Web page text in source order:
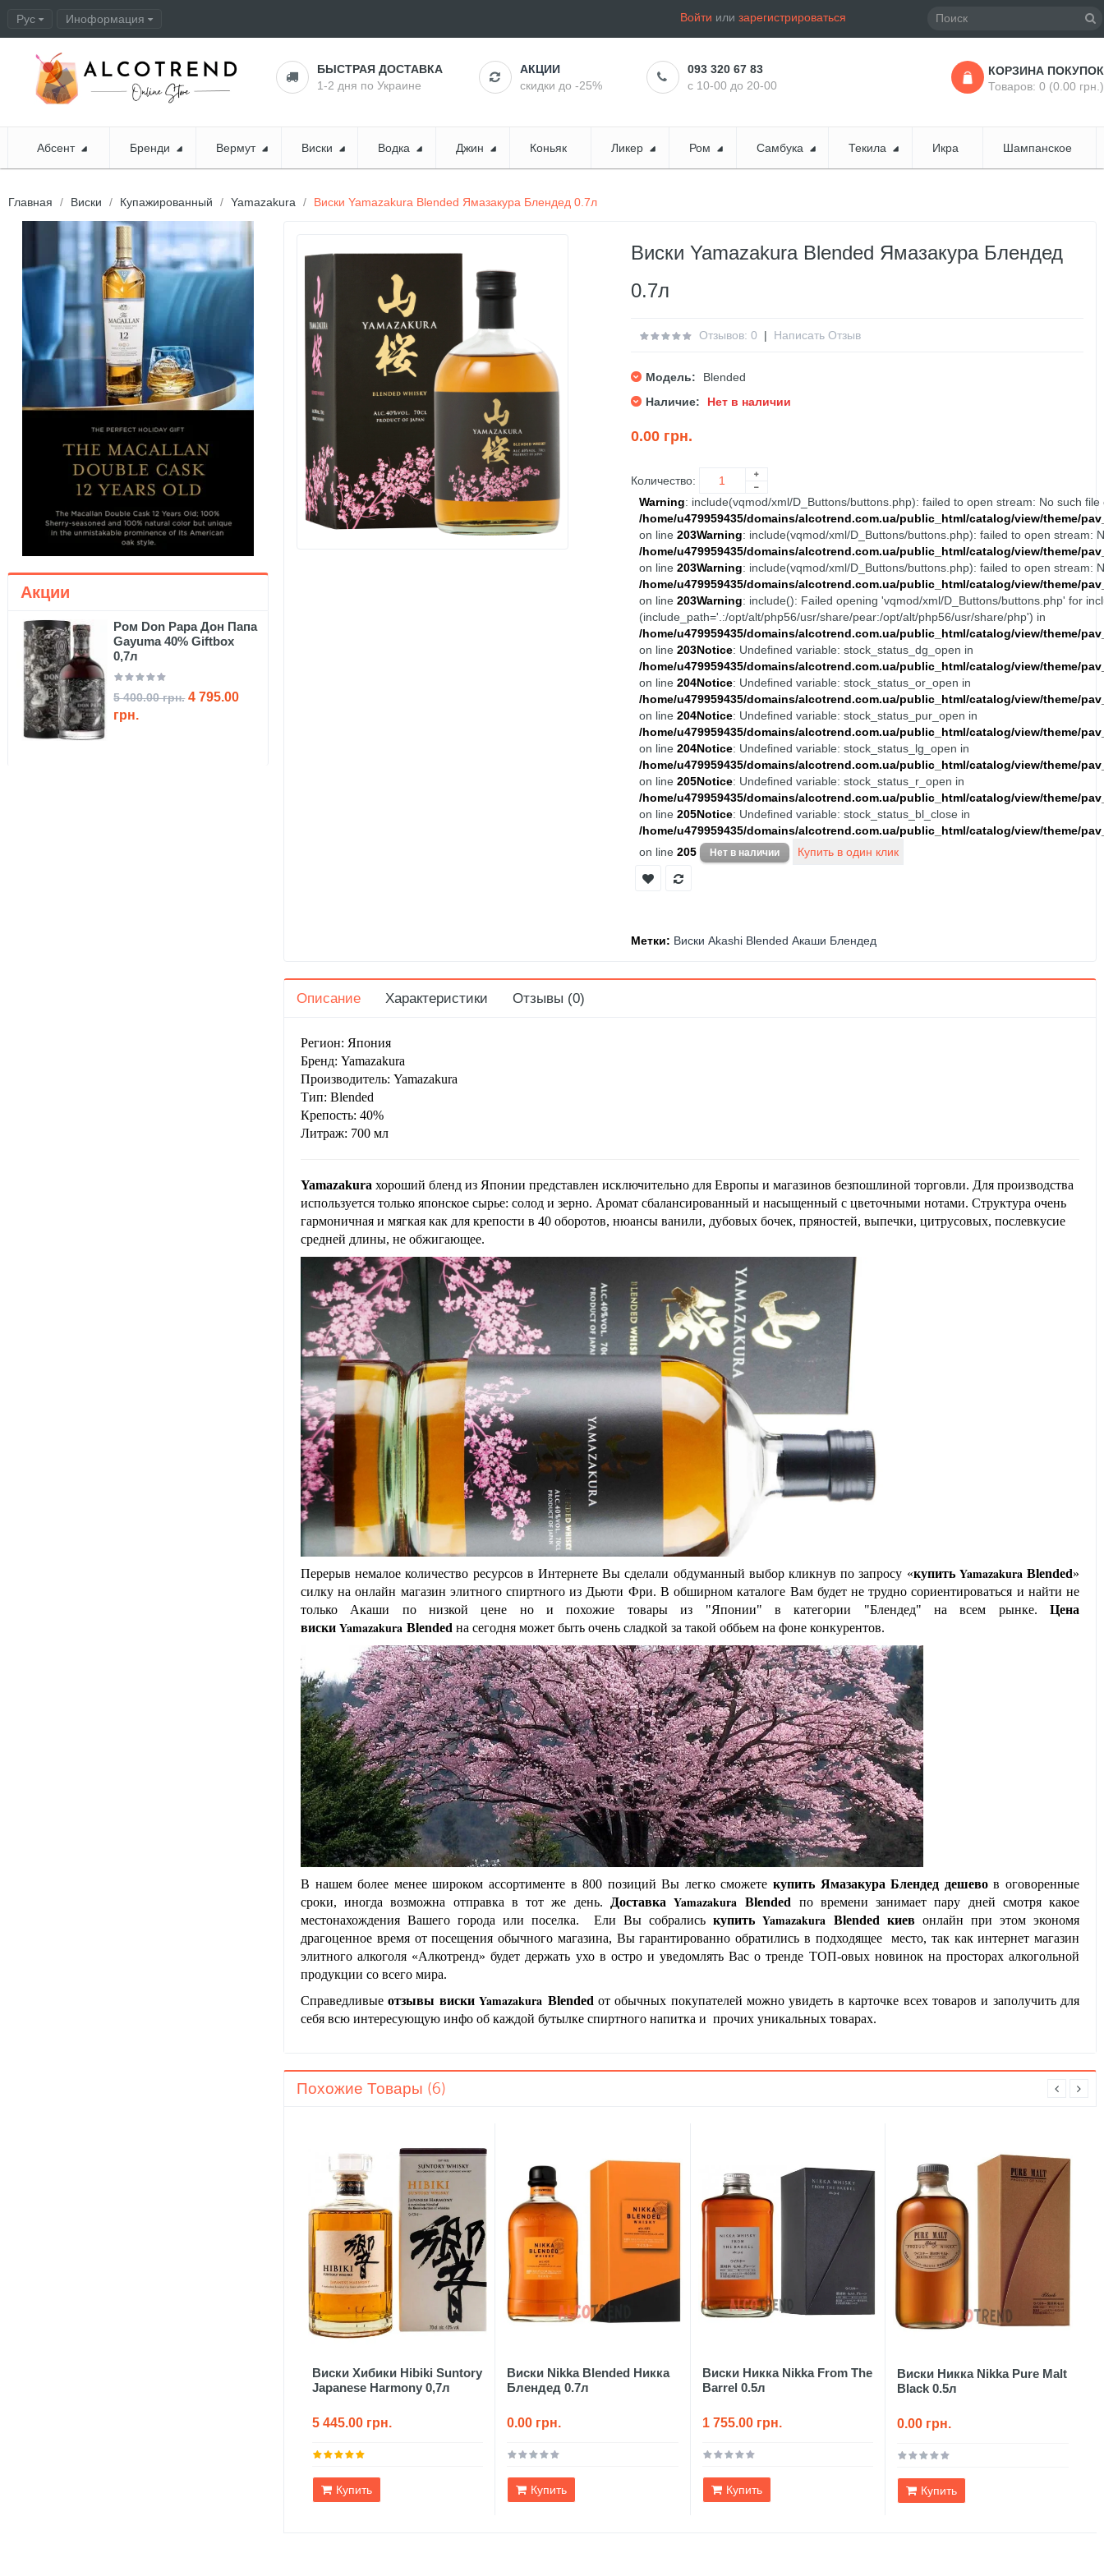
Рус Иноформация Войти илизарегистрироваться
БЫСТРАЯ ДОСТАВКА
1-2 дня по Украине
АКЦИИ
скидки до -25%
093 320 67 83
с 10-00 до 20-00
КОРЗИНА ПОКУПОК
Товаров: 0 (0.00 грн.)
Абсент Бренди Вермут Виски Водка Джин Коньяк Ликер Ром Самбука Текила Икра Шампанское
Главная Виски Купажированный Yamazakura Виски Yamazakura Blended Ямазакура Блендед 0.7л
Акции
Ром Don Papa Дон Папа
Gayuma 40% Giftbox
0,7л
5 400.00 грн. 4 795.00
грн.
Виски Yamazakura Blended Ямазакура Блендед
0.7л
Отзывов: 0 | Написать Отзыв
Модель:
Blended
Наличие:
Нет в наличии
0.00 грн.
Количество:
Warning: include(vqmod/xml/D_Buttons/buttons.php): failed to open stream: No such file
/home/u479959435/domains/alcotrend.com.ua/public_html/catalog/view/theme/
on line 203Warning: include(vqmod/xml/D_Buttons/buttons.php): failed to open stream:
/home/u479959435/domains/alcotrend.com.ua/public_html/catalog/view/theme/
on line 203Warning: include(vqmod/xml/D_Buttons/buttons.php): failed to open stream:
/home/u479959435/domains/alcotrend.com.ua/public_html/catalog/view/theme/
on line 203Warning: include(): Failed opening 'vqmod/xml/D_Buttons/buttons.php' for
(include_path='.:/opt/alt/php56/usr/share/pear:/opt/alt/php56/usr/share/php') in
/home/u479959435/domains/alcotrend.com.ua/public_html/catalog/view/theme/
on line 203Notice: Undefined variable: stock_status_dg_open in
/home/u479959435/domains/alcotrend.com.ua/public_html/catalog/view/theme/
on line 204Notice: Undefined variable: stock_status_or_open in
/home/u479959435/domains/alcotrend.com.ua/public_html/catalog/view/theme/
on line 204Notice: Undefined variable: stock_status_pur_open in
/home/u479959435/domains/alcotrend.com.ua/public_html/catalog/view/theme/
on line 204Notice: Undefined variable: stock_status_lg_open in
/home/u479959435/domains/alcotrend.com.ua/public_html/catalog/view/theme/
on line 205Notice: Undefined variable: stock_status_r_open in
/home/u479959435/domains/alcotrend.com.ua/public_html/catalog/view/theme/
on line 205Notice: Undefined variable: stock_status_bl_close in
/home/u479959435/domains/alcotrend.com.ua/public_html/catalog/view/theme/
on line 205
Метки: Виски Akashi Blended Акаши Блендед
Описание Характеристики Отзывы (0)
Регион: Япония
Бренд: Yamazakura
Производитель: Yamazakura
Тип: Blended
Крепость: 40%
Литраж: 700 мл
Yamazakura хороший бленд из Японии представлен исключительно для Европы и магазинов безпошлиной торговли. Для производства
используется только японское сырье: солод и зерно. Аромат сбалансированный и насыщенный с цветочными нотами. Структура очень
гармоничная и мягкая как для крепости в 40 оборотов, нюансы ванили, дубовых бочек, пряностей, выпечки, цитрусовых, послевкусие
средней длины, не обжигающее.
Перерыв немалое количество ресурсов в Интернете Вы сделали обдуманный выбор кликнув по запросу «купить YamazakuraBlended»
силку на онлайн магазин элитного спиртного из Дьюти Фри. В обширном каталоге Вам будет не трудно сориентироваться и найти не
только Акаши по низкой цене но и похожие товары из "Японии" в категории "Блендед" на всем рынке.Цена
виски Yamazakura Blended на сегодня может быть очень сладкой за такой оббьем на фоне конкурентов.
В нашем более менее широком ассортименте в 800 позиций Вы легко сможетекупить Ямазакура Блендед дешевов оговоренные
сроки, иногда возможна отправка в тот же день.
ДоставкаYamazakuraBlended
по времени занимает пару дней смотря какое
местонахождения Вашего города или поселка. Ели Вы собрались купить Yamazakura Blended киев онлайн при этом экономя
драгоценное время от посещения обычного магазина, Вы гарантированно обратились в подходящее место, так как интернет магазин
элитного алкоголя «Алкотренд» будет держать ухо в остро и уведомлять Вас о тренде ТОП-овых новинок на просторах алкогольной
продукции со всего мира.
Справедливыеотзывы виски Yamazakura Blended от обычных покупателей можно увидеть в карточке всех товаров и заполучить для
себя всю интересующую инфо об каждой бутылке спиртного напитка и прочих уникальных товарах.
Похожие Товары (6)
Виски Хибики Hibiki Suntory
Japanese Harmony 0,7л
5 445.00 грн.
Купить
Виски Nikka Blended Никка
Блендед 0.7л
0.00 грн.
Купить
Виски Никка Nikka From The
Barrel 0.5л
1 755.00 грн.
Купить
Виски Никка Nikka Pure Malt
Black 0.5л
0.00 грн.
Купить